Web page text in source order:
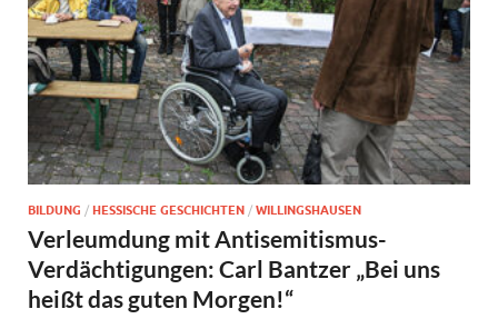
BILDUNG / HESSISCHE GESCHICHTEN / WILLINGSHAUSEN
Verleumdung mit Antisemitismus-
Verdächtigungen: Carl Bantzer „Bei uns
heißt das guten Morgen!“